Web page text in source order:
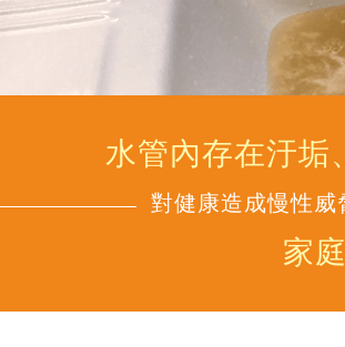
水管內存在汙垢
對健康造成慢性威
家